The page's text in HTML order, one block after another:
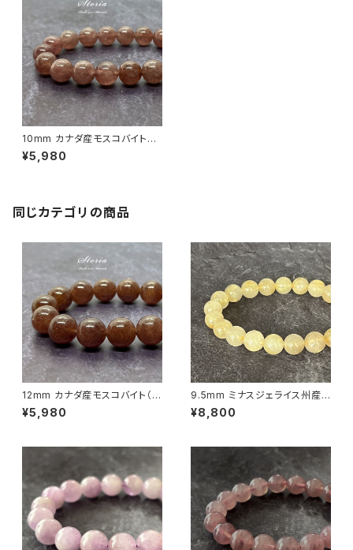
10mm カナダ産モスコバイト
（白雲母）ブレスレット
¥5,980
同じカテゴリの商品
12mm カナダ産モスコバイト（白
雲母）ブレスレット
¥5,980
9.5mm ミナスジェライス州産
ゴールデン ルチルクォーツ ブレ
スレット【鑑別済み・画像現物・R
¥8,800